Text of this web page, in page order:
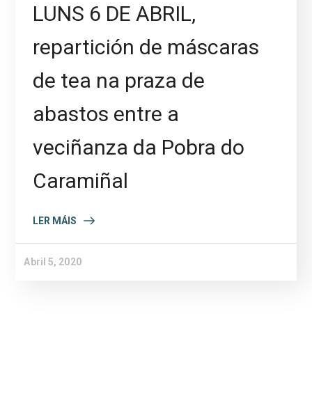
LUNS 6 DE ABRIL,
repartición de máscaras
de tea na praza de
abastos entre a
veciñanza da Pobra do
Caramiñal
LER MÁIS
Abril 5, 2020